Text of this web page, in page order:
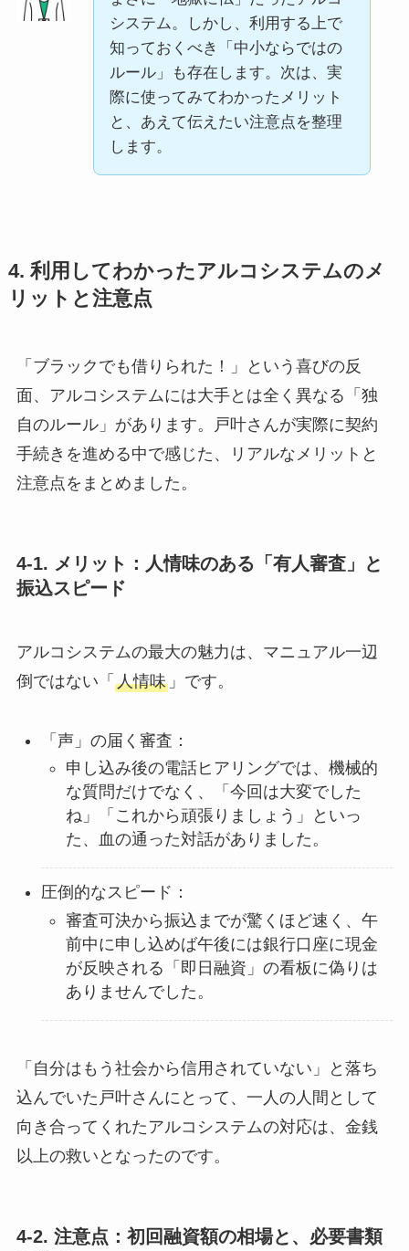
システム。しかし、利用する上で
知っておくべき「中小ならではの
ルール」も存在します。次は、実
際に使ってみてわかったメリット
と、あえて伝えたい注意点を整理
します。
4. 利用してわかったアルコシステムのメ
リットと注意点
「ブラックでも借りられた！」という喜びの反
面、アルコシステムには大手とは全く異なる「独
自のルール」があります。戸叶さんが実際に契約
手続きを進める中で感じた、リアルなメリットと
注意点をまとめました。
4-1. メリット：人情味のある「有人審査」と
振込スピード
アルコシステムの最大の魅力は、マニュアル一辺
倒ではない「 人情味」です。
「声」の届く審査：
申し込み後の電話ヒアリングでは、機械的
な質問だけでなく、「今回は大変でした
ね」「これから頑張りましょう」といっ
た、血の通った対話がありました。
圧倒的なスピード：
審査可決から振込までが驚くほど速く、午
前中に申し込めば午後には銀行口座に現金
が反映される「即日融資」の看板に偽りは
ありませんでした。
「自分はもう社会から信用されていない」と落ち
込んでいた戸叶さんにとって、一人の人間として
向き合ってくれたアルコシステムの対応は、金銭
以上の救いとなったのです。
4-2. 注意点：初回融資額の相場と、必要書類